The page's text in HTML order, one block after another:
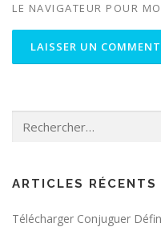
LE NAVIGATEUR POUR
ARTICLES RÉCENTS
Télécharger Conjuguer